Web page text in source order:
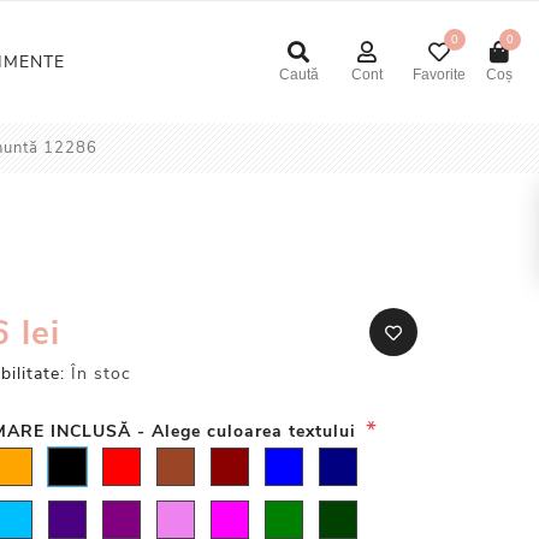
Caută Cont Favorite
0
Coș
0
12286
lei
În stoc
INCLUSĂ - Alege culoarea textului *